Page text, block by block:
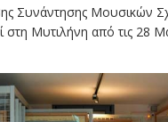
Συνάντησης Μουσικών
στη Μυτιλήνη από τις 28